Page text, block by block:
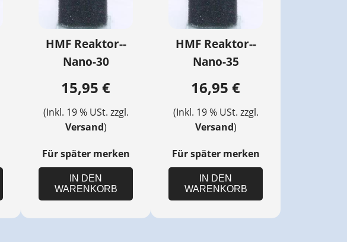
HMF Reaktor--
Nano-30
15,95 €
(Inkl. 19 % USt. zzgl.
Versand)
Für später merken
IN DEN
WARENKORB
HMF Reaktor--
Nano-35
16,95 €
(Inkl. 19 % USt. zzgl.
Versand)
Für später merken
IN DEN
WARENKORB